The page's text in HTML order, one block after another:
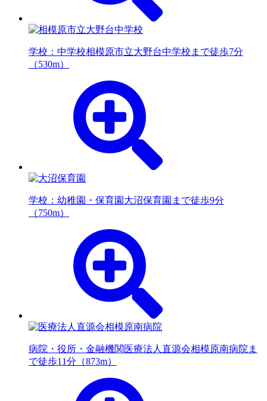
学校：中学校相模原市立大野台中学校まで徒歩7分
（530m）
学校：幼稚園・保育園 大沼保育園まで徒歩9分
（750m）
病院・役所・金融機関 医療法人直源会相模原南病院ま
で徒歩11分（873m）